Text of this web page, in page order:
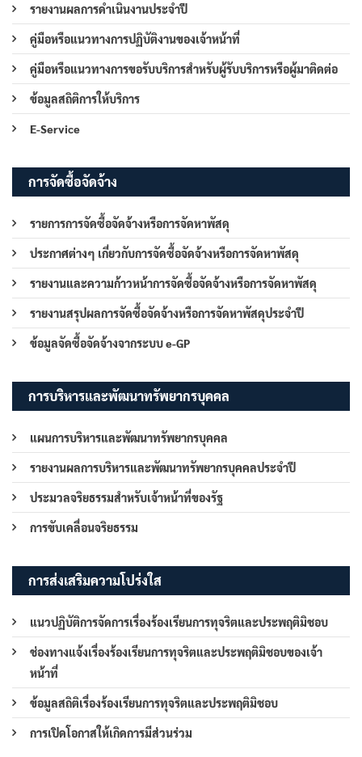
รายงานผลการดำเนินงานประจำปี
คู่มือหรือแนวทางการปฏิบัติงานของเจ้าหน้าที่
คู่มือหรือแนวทางการขอรับบริการสำหรับผู้รับบริการหรือผู้มาติดต่อ
ข้อมูลสถิติการให้บริการ
E-Service
การจัดซื้อจัดจ้าง
รายการการจัดซื้อจัดจ้างหรือการจัดหาพัสดุ
ประกาศต่างๆ เกี่ยวกับการจัดซื้อจัดจ้างหรือการจัดหาพัสดุ
รายงานและความก้าวหน้าการจัดซื้อจัดจ้างหรือการจัดหาพัสดุ
รายงานสรุปผลการจัดซื้อจัดจ้างหรือการจัดหาพัสดุประจำปี
ข้อมูลจัดซื้อจัดจ้างจากระบบ e-GP
การบริหารและพัฒนาทรัพยากรบุคคล
แผนการบริหารและพัฒนาทรัพยากรบุคคล
รายงานผลการบริหารและพัฒนาทรัพยากรบุคคลประจำปี
ประมวลจริยธรรมสำหรับเจ้าหน้าที่ของรัฐ
การขับเคลื่อนจริยธรรม
การส่งเสริมความโปร่งใส
แนวปฏิบัติการจัดการเรื่องร้องเรียนการทุจริตและประพฤติมิชอบ
ช่องทางแจ้งเรื่องร้องเรียนการทุจริตและประพฤติมิชอบของเจ้า
หน้าที่
ข้อมูลสถิติเรื่องร้องเรียนการทุจริตและประพฤติมิชอบ
การเปิดโอกาสให้เกิดการมีส่วนร่วม